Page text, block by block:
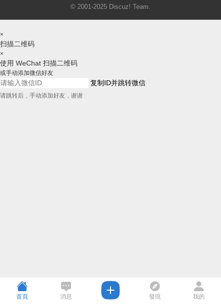
© 2001-2025 Discuz! Team.
×
扫描二维码
×
使用 WeChat 扫描二维码
或手动添加微信好友
复制ID并跳转微信
请跳转后，手动添加好友，谢谢
首頁 消息 發現 我的